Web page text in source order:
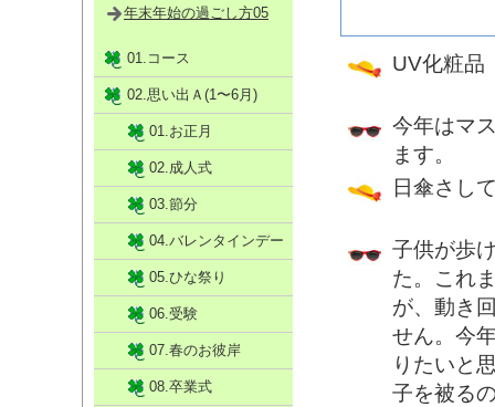
UV化粧品
今年はマ
ます。
日傘さし
子供が歩
た。これ
が、動き
せん。今
りたいと
子を被る
年末年始の過ごし方05
01.コース
02.思い出Ａ(1〜6月)
01.お正月
02.成人式
03.節分
04.バレンタインデー
05.ひな祭り
06.受験
07.春のお彼岸
08.卒業式